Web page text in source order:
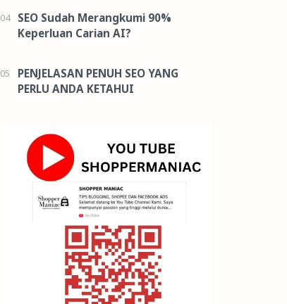
SEO Sudah Merangkumi 90%
Keperluan Carian AI?
PENJELASAN PENUH SEO YANG
PERLU ANDA KETAHUI